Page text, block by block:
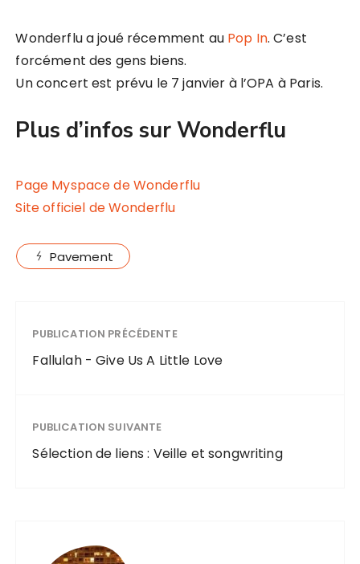
Wonderflu a joué récemment au Pop In. C’est
forcément des gens biens.
Un concert est prévu le 7 janvier à l’OPA à Paris.
Plus d’infos sur Wonderflu
Page Myspace de Wonderflu
Site officiel de Wonderflu
Pavement
PUBLICATION PRÉCÉDENTE
Fallulah - Give Us A Little Love
PUBLICATION SUIVANTE
Sélection de liens : Veille et songwriting